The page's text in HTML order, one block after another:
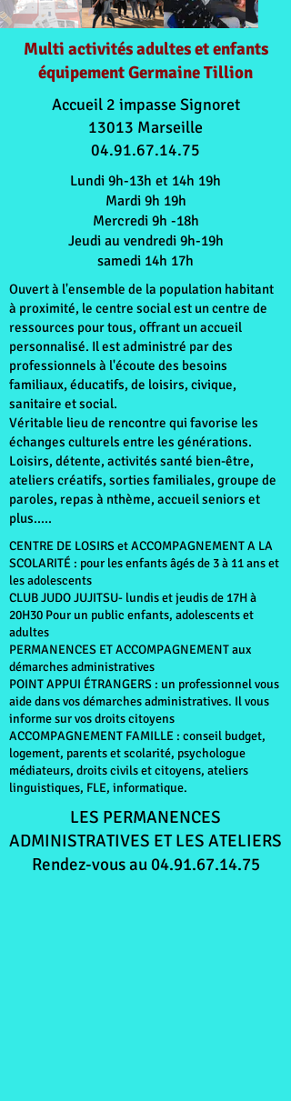
Multi activités adultes et enfants
équipement Germaine Tillion
Accueil 2 impasse Signoret
13013 Marseille
04.91.67.14.75
Lundi 9h-13h et 14h 19h
Mardi 9h 19h
Mercredi 9h -18h
Jeudi au vendredi 9h-19h
samedi 14h 17h
Ouvert à l'ensemble de la population habitant
à proximité, le centre social est un centre de
ressources pour tous, offrant un accueil
personnalisé. Il est administré par des
professionnels à l'écoute des besoins
familiaux, éducatifs, de loisirs, civique,
sanitaire et social.
Véritable lieu de rencontre qui favorise les
échanges culturels entre les générations.
Loisirs, détente, activités santé bien-être,
ateliers créatifs, sorties familiales, groupe de
paroles, repas à nthème, accueil seniors et
plus.....
CENTRE DE LOSIRS et ACCOMPAGNEMENT A LA
SCOLARITÉ : pour les enfants âgés de 3 à 11 anset
les adolescents
CLUB JUDO JUJITSU- lundis et jeudis de 17H à
20H30 Pour un public enfants, adolescents et
adultes
PERMANENCES ET ACCOMPAGNEMENT aux
démarches administratives
POINT APPUI ÉTRANGERS : un professionnel vous
aide dans vos démarches administratives. Il vous
informe sur vos droits citoyens
ACCOMPAGNEMENT FAMILLE : conseil budget,
logement, parents et scolarité, psychologue
médiateurs, droits civils et citoyens, ateliers
linguistiques, FLE, informatique.
LES PERMANENCES
ADMINISTRATIVES ET LES ATELIERS
Rendez-vous au04.91.67.14.75